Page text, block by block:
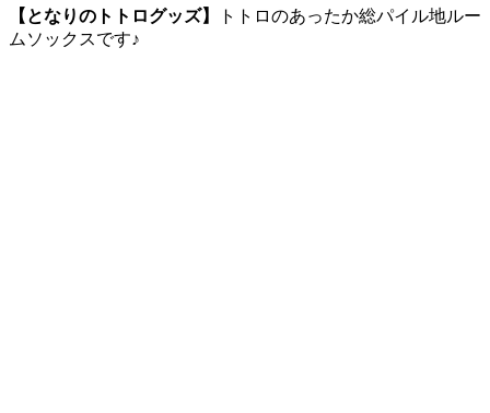
【となりのトトログッズ】
トトロのあったか総パイル地ルー
ムソックスです♪